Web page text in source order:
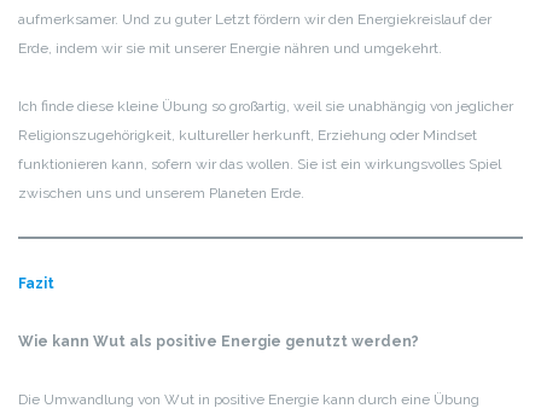
aufmerksamer. Und zu guter Letzt fördern wir den Energiekreislauf der
Erde, indem wir sie mit unserer Energie nähren und umgekehrt.
Ich finde diese kleine Übung so großartig, weil sie unabhängig von jeglicher
Religionszugehörigkeit, kultureller herkunft, Erziehung oder Mindset
funktionieren kann, sofern wir das wollen. Sie ist ein wirkungsvolles Spiel
zwischen uns und unserem Planeten Erde.
Fazit
Wie kann Wut als positive Energie genutzt werden?
Die Umwandlung von Wut in positive Energie kann durch eine Übung